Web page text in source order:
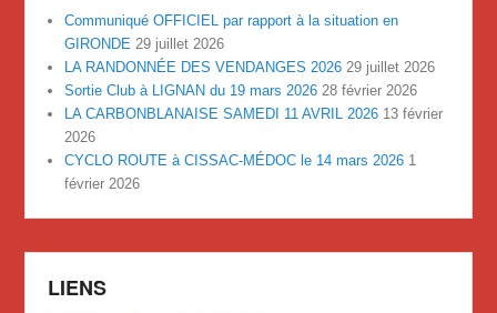
Communiqué OFFICIEL par rapport à la situation en
GIRONDE 29 juillet 2026
LA RANDONNÉE DES VENDANGES 2026 29 juillet 2026
Sortie Club à LIGNAN du 19 mars 2026 28 février 2026
LA CARBONBLANAISE SAMEDI 11 AVRIL 2026 13 février
2026
CYCLO ROUTE à CISSAC-MÉDOC le 14 mars 2026 1
février 2026
LIENS